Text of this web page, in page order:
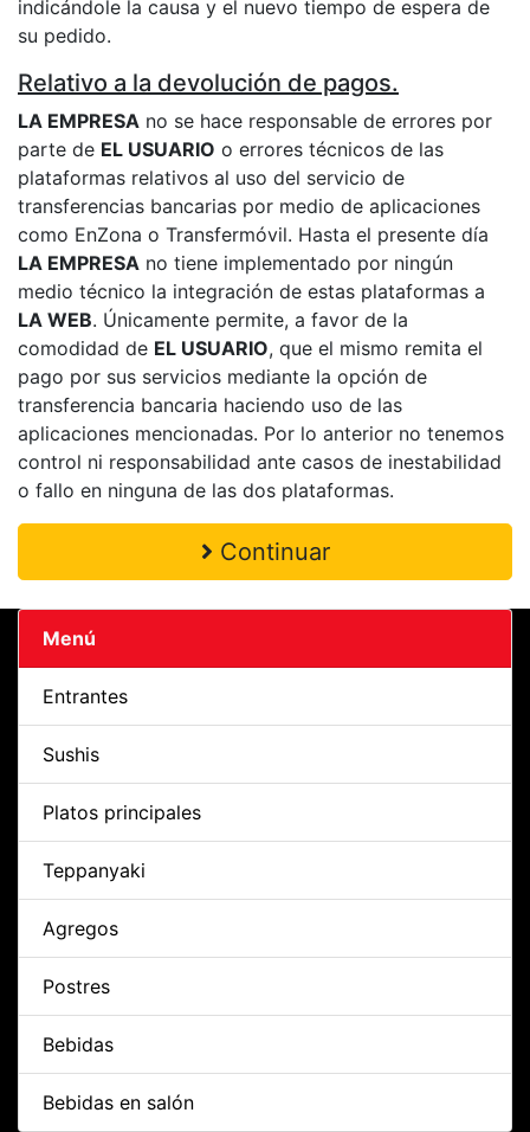
indicándole la causa y el nuevo tiempo de espera de
su pedido.
Relativo a la devolución de pagos.
LA EMPRESA no se hace responsable de errores por
parte de EL USUARIO o errores técnicos de las
plataformas relativos al uso del servicio de
transferencias bancarias por medio de aplicaciones
como EnZona o Transfermóvil. Hasta el presente día
LA EMPRESA no tiene implementado por ningún
medio técnico la integración de estas plataformas a
LA WEB. Únicamente permite, a favor de la
comodidad de EL USUARIO, que el mismo remita el
pago por sus servicios mediante la opción de
transferencia bancaria haciendo uso de las
aplicaciones mencionadas. Por lo anterior no tenemos
control ni responsabilidad ante casos de inestabilidad
o fallo en ninguna de las dos plataformas.
Continuar
Menú
Entrantes
Sushis
Platos principales
Teppanyaki
Agregos
Postres
Bebidas
Bebidas en salón